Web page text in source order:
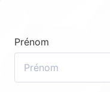
Prénom